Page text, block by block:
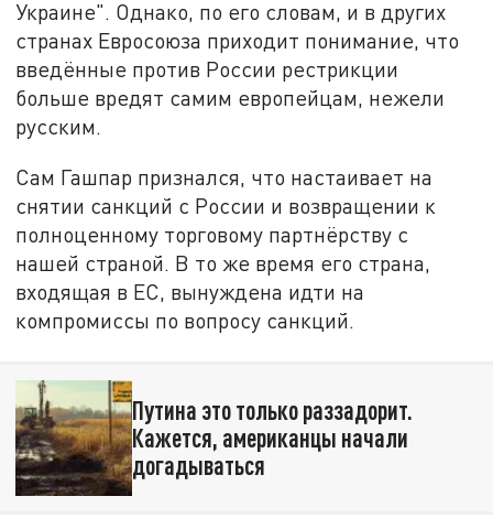
Украине". Однако, по его словам, и в других
странах Евросоюза приходит понимание, что
введённые против России рестрикции
больше вредят самим европейцам, нежели
русским.
Сам Гашпар признался, что настаивает на
снятии санкций с России и возвращении к
полноценному торговому партнёрству с
нашей страной. В то же время его страна,
входящая в ЕС, вынуждена идти на
компромиссы по вопросу санкций.
Путина это только раззадорит.
Кажется, американцы начали
догадываться